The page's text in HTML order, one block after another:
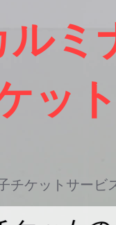
ルミ
ッ
チケットサービ